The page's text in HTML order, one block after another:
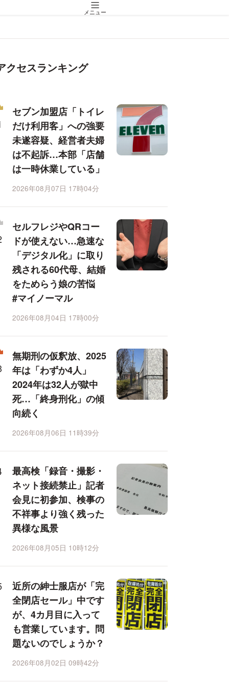
メニュー
クセスランキング
セブン加盟店「トイレ
だけ利用客」への強要
未遂容疑、経営者夫婦
は不起訴…本部「店舗
は一時休業している」
2026年08月07日 17時04分
セルフレジやQRコー
ドが使えない…急速な
「デジタル化」に取り
残される60代母、結婚
をためらう娘の苦悩
#マイノーマル
2026年08月04日 17時00分
無期刑の仮釈放、2025
年は「わずか4人」
2024年は32人が獄中
死…「終身刑化」の傾
向続く
2026年08月06日 11時39分
最高検「録音・撮影・
ネット接続禁止」記者
会見に初参加、検事の
不祥事より強く残った
異様な風景
2026年08月05日 10時12分
近所の紳士服店が「完
全閉店セール」中です
が、4カ月目に入って
も営業しています。問
題ないのでしょうか？
2026年08月02日 09時42分